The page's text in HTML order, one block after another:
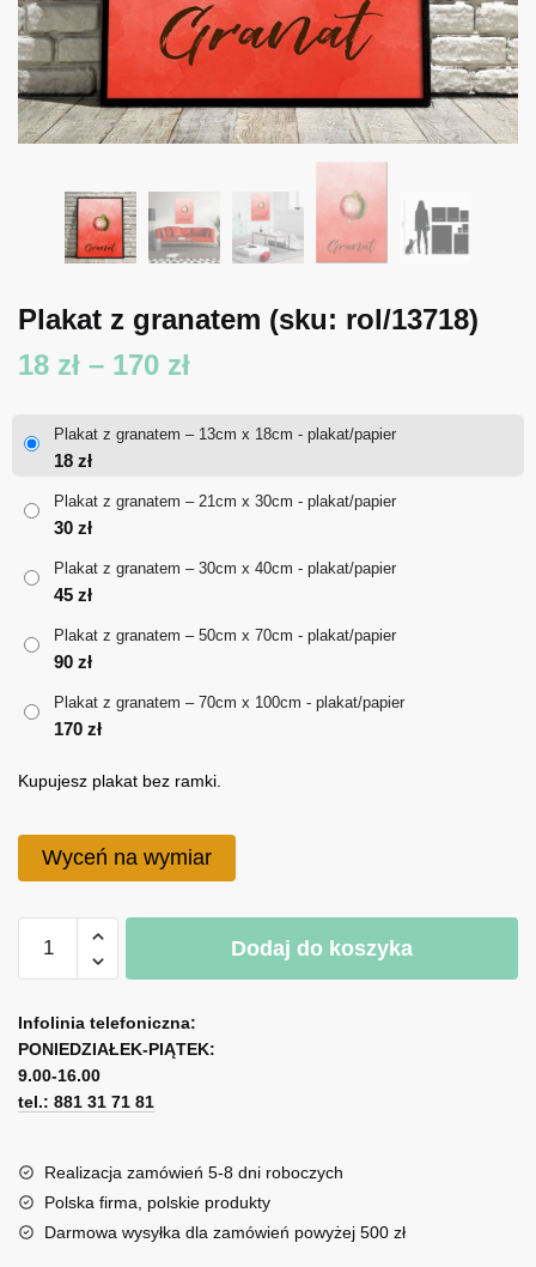
Plakat z granatem (sku: rol/13718)
18 zł – 170 złZakres
18 zł
Plakat z granatem – 13cm x 18cm - plakat/papier
18 zł
Plakat z granatem – 21cm x 30cm - plakat/papier
30 zł
Plakat z granatem – 30cm x 40cm - plakat/papier
45 zł
Plakat z granatem – 50cm x 70cm - plakat/papier
90 zł
Plakat z granatem – 70cm x 100cm - plakat/papier
170 zł
Kupujesz plakat bez ramki.
Wyceń na wymiar
Plakat
granatem
Dodaj do koszyka
l
t
e
r
a
t
i
Infolinia telefoniczna:
PONIEDZIAŁEK-PIĄTEK:
9.00-16.00
tel.: 881 31 71 81
Realizacja zamówień 5-8 dni roboczych
Polska firma, polskie produkty
Darmowa wysyłka dla zamówień powyżej 500 zł